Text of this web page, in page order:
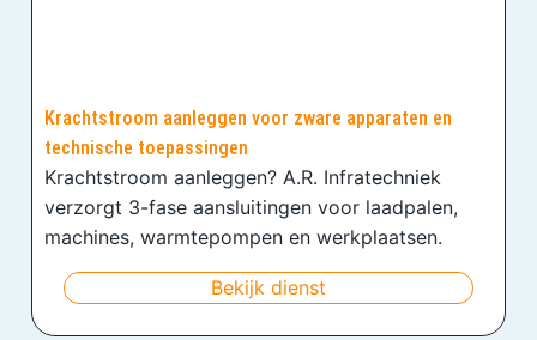
Krachtstroom aanleggen voor zware apparaten en
technische toepassingen
Krachtstroom aanleggen? A.R. Infratechniek
verzorgt 3-fase aansluitingen voor laadpalen,
machines, warmtepompen en werkplaatsen.
Bekijk dienst